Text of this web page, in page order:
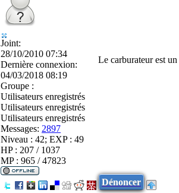
Joint:
28/10/2010 07:34
Dernière connexion:
04/03/2018 08:19
Groupe :
Utilisateurs enregistrés
Utilisateurs enregistrés
Utilisateurs enregistrés
Messages: 2897
Niveau : 42; EXP : 49
HP : 207 / 1037
MP : 965 / 47823
Le carburateur est
Dénoncer